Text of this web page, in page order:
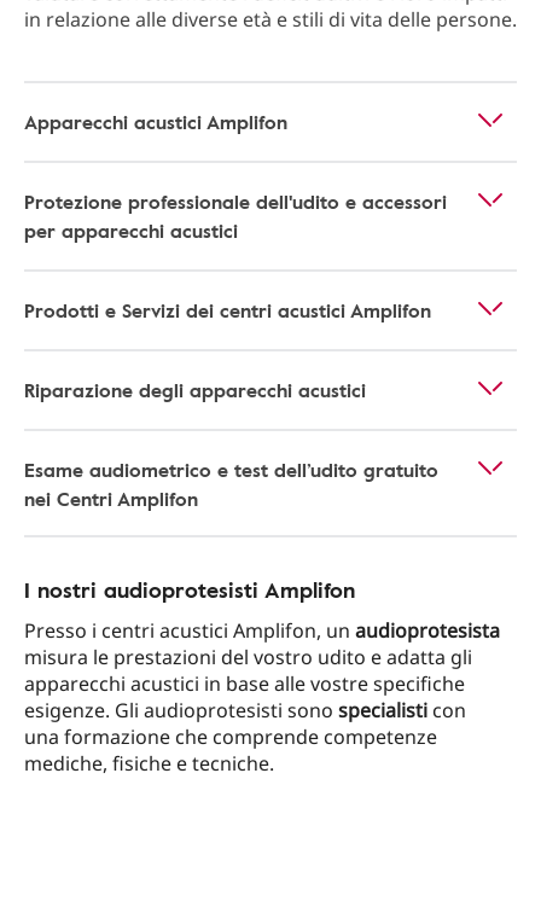
in relazione alle diverse età e stili di vita delle persone.
Apparecchi acustici Amplifon
Protezione professionale dell'udito e accessori
per apparecchi acustici
Prodotti e Servizi dei centri acustici Amplifon
Riparazione degli apparecchi acustici
Esame audiometrico e test dell’udito gratuito
nei Centri Amplifon
I nostri audioprotesisti Amplifon
Presso i centri acustici Amplifon, un audioprotesista
misura le prestazioni del vostro udito e adatta gli
apparecchi acustici in base alle vostre specifiche
esigenze. Gli audioprotesisti sono specialisti con
una formazione che comprende competenze
mediche, fisiche e tecniche.